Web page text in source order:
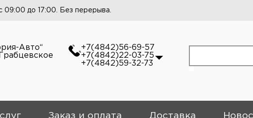
до 17:00. Без перерыва.
Авто“
+7(4842)56-69-57
+7(4842)22-03-75
+7(4842)59-32-73
Заказ и оплата Доставка